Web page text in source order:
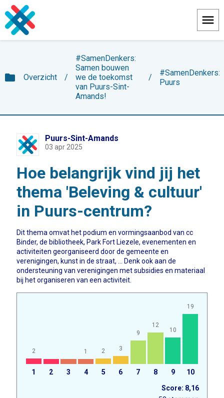
folder Overzicht /
#SamenDenkers:
Samen bouwen
we de toekomst
van Puurs-Sint-
Amands!
/
#SamenDenkers:
Puurs
Puurs-Sint-Amands
03 apr 2025
Hoe belangrijk vind jij het
thema 'Beleving & cultuur'
in Puurs-centrum?
Dit thema omvat het podium en vormingsaanbod van cc
Binder, de bibliotheek, Park Fort Liezele, evenementen en
activiteiten georganiseerd door de gemeente en
verenigingen, kunst in de straat, ... Denk ook aan de
ondersteuning van verenigingen met subsidies en materiaal
bij het organiseren van een activiteit.
2
1 2 3
1
4
2
5
3
6
9
7
12
8
10
9
19
10
Score: 8,16